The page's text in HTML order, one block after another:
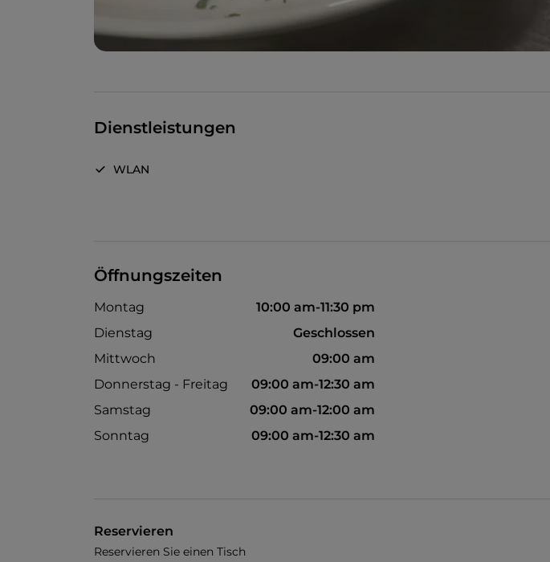
Dienstleistungen
WLAN
Öffnungszeiten
Montag
10:00 am-11:30 pm
Dienstag
Geschlossen
Mittwoch
09:00 am
Donnerstag - Freitag
09:00 am-12:30 am
Samstag
09:00 am-12:00 am
Sonntag
09:00 am-12:30 am
Reservieren
Reservieren Sie einen Tisch